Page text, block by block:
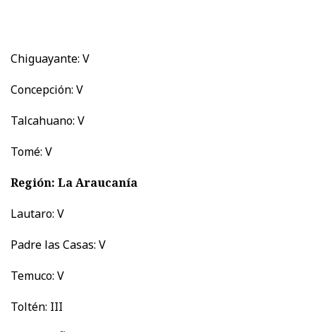
Chiguayante: V
Concepción: V
Talcahuano: V
Tomé: V
Región: La Araucanía
Lautaro: V
Padre las Casas: V
Temuco: V
Toltén: III